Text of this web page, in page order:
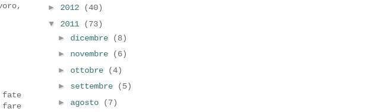
► 2012
(40)
▼ 2011
(73)
► dicembre
(8)
► novembre
(6)
► ottobre
(4)
► settembre
(5)
► agosto
(7)